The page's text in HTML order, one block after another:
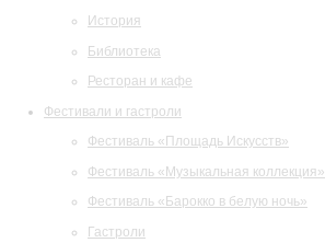
История
Библиотека
Ресторан и кафе
Фестивали и гастроли
Фестиваль «Площадь Искусств»
Фестиваль «Музыкальная коллекция»
Фестиваль «Барокко в белую ночь»
Гастроли